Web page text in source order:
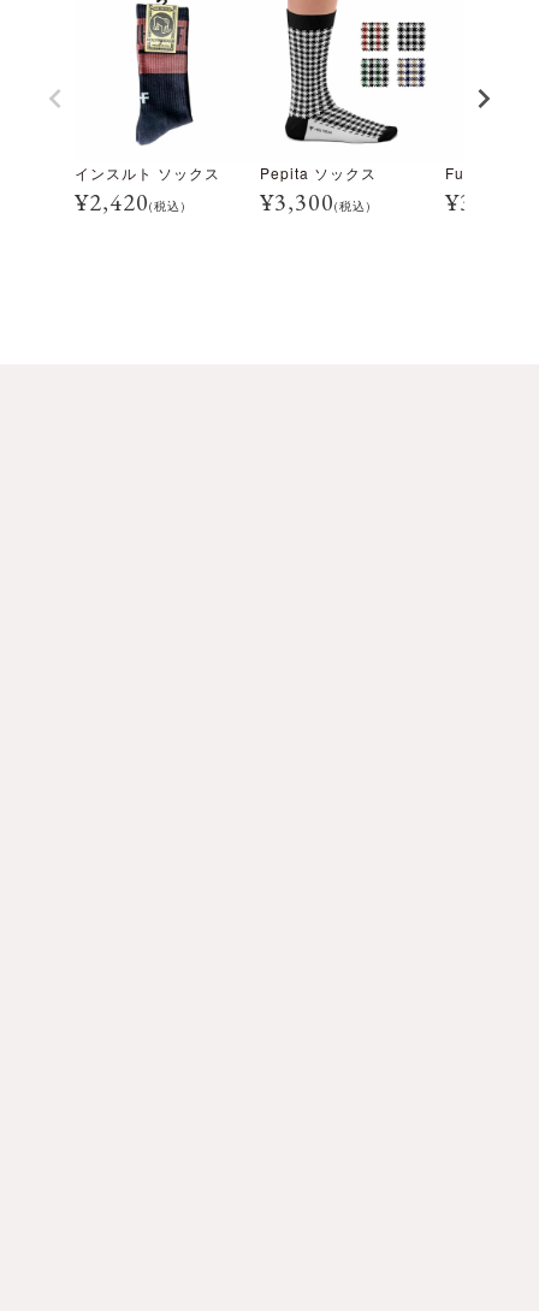
インスルト ソックス
¥2,420(税込)
Pepita ソックス
¥3,300(税込)
Fuch ソック
¥3,300